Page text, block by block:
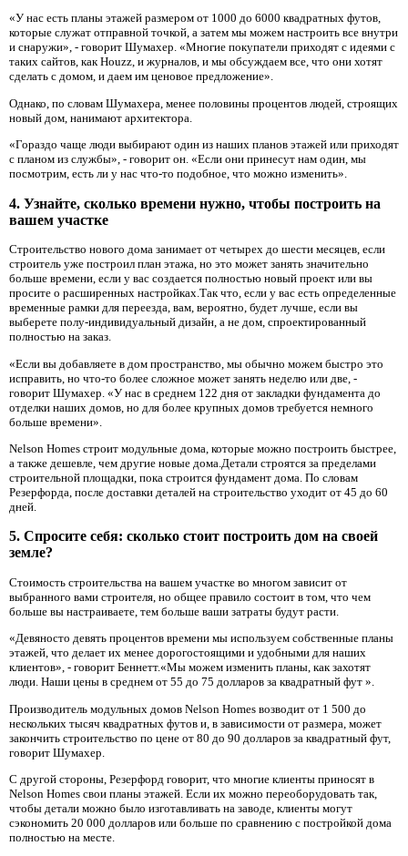
«У нас есть планы этажей размером от 1000 до 6000 квадратных футов,
которые служат отправной точкой, а затем мы можем настроить все внутри
и снаружи», - говорит Шумахер. «Многие покупатели приходят с идеями с
таких сайтов, как Houzz, и журналов, и мы обсуждаем все, что они хотят
сделать с домом, и даем им ценовое предложение».
Однако, по словам Шумахера, менее половины процентов людей, строящих
новый дом, нанимают архитектора.
«Гораздо чаще люди выбирают один из наших планов этажей или приходят
с планом из службы», - говорит он. «Если они принесут нам один, мы
посмотрим, есть ли у нас что-то подобное, что можно изменить».
4. Узнайте, сколько времени нужно, чтобы построить на
вашем участке
Строительство нового дома занимает от четырех до шести месяцев, если
строитель уже построил план этажа, но это может занять значительно
больше времени, если у вас создается полностью новый проект или вы
просите о расширенных настройках.Так что, если у вас есть определенные
временные рамки для переезда, вам, вероятно, будет лучше, если вы
выберете полу-индивидуальный дизайн, а не дом, спроектированный
полностью на заказ.
«Если вы добавляете в дом пространство, мы обычно можем быстро это
исправить, но что-то более сложное может занять неделю или две, -
говорит Шумахер. «У нас в среднем 122 дня от закладки фундамента до
отделки наших домов, но для более крупных домов требуется немного
больше времени».
Nelson Homes строит модульные дома, которые можно построить быстрее,
а также дешевле, чем другие новые дома.Детали строятся за пределами
строительной площадки, пока строится фундамент дома. По словам
Резерфорда, после доставки деталей на строительство уходит от 45 до 60
дней.
5. Спросите себя: сколько стоит построить дом на своей
земле?
Стоимость строительства на вашем участке во многом зависит от
выбранного вами строителя, но общее правило состоит в том, что чем
больше вы настраиваете, тем больше ваши затраты будут расти.
«Девяносто девять процентов времени мы используем собственные планы
этажей, что делает их менее дорогостоящими и удобными для наших
клиентов», - говорит Беннетт.«Мы можем изменить планы, как захотят
люди. Наши цены в среднем от 55 до 75 долларов за квадратный фут ».
Производитель модульных домов Nelson Homes возводит от 1 500 до
нескольких тысяч квадратных футов и, в зависимости от размера, может
закончить строительство по цене от 80 до 90 долларов за квадратный фут,
говорит Шумахер.
С другой стороны, Резерфорд говорит, что многие клиенты приносят в
Nelson Homes свои планы этажей. Если их можно переоборудовать так,
чтобы детали можно было изготавливать на заводе, клиенты могут
сэкономить 20 000 долларов или больше по сравнению с постройкой дома
полностью на месте.